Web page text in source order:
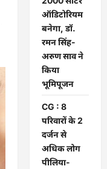
ऑडिटोरियम
बनेगा, डॉ.
रमन सिंह-
अरुण साव ने
किया
भूमिपूजन
CG : 8
परिवारों के 2
दर्जन से
अधिक लोग
पीलिया-